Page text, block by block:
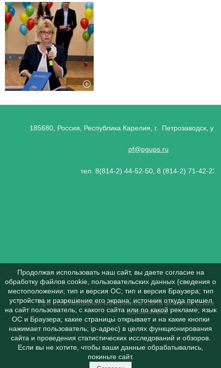
185680, Россия, Республика Карелия, г. Петрозаводск,
pf@pgups.ru
тел. 8(814-2) 44-52-50, 8 (814-2) 71-42-23
При использовании материалов сайта активная ссылка
обязательна.
Продолжая использовать наш сайт, вы даете согласие на
обработку файлов cookie, пользовательских данных (сведения о
местоположении; тип и версия ОС; тип и версия Браузера; тип
устройства и разрешение его экрана; источник откуда пришел
на сайт пользователь; с какого сайта или по какой рекламе; язык
ОС и Браузера; какие страницы открывает и на какие кнопки
нажимает пользователь; ip-адрес) в целях функционирования
сайта и проведения статистических исследований и обзоров.
Если вы не хотите, чтобы ваши данные обрабатывались,
покиньте сайт.